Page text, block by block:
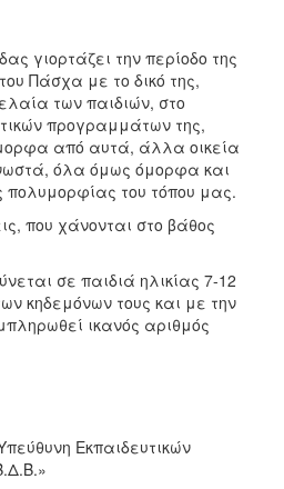
γιορτάζει την περίοδο της
Πάσχα με το δικό της,
των παιδιών, στο
προγραμμάτων της,
από αυτά, άλλα οικεία
όλα όμως όμορφα και
πολυμορφίας του τόπου μας.
που χάνονται στο βάθος
σε παιδιά ηλικίας 7-12
κηδεμόνων τους και με την
ικανός αριθμός
Εκπαιδευτικών